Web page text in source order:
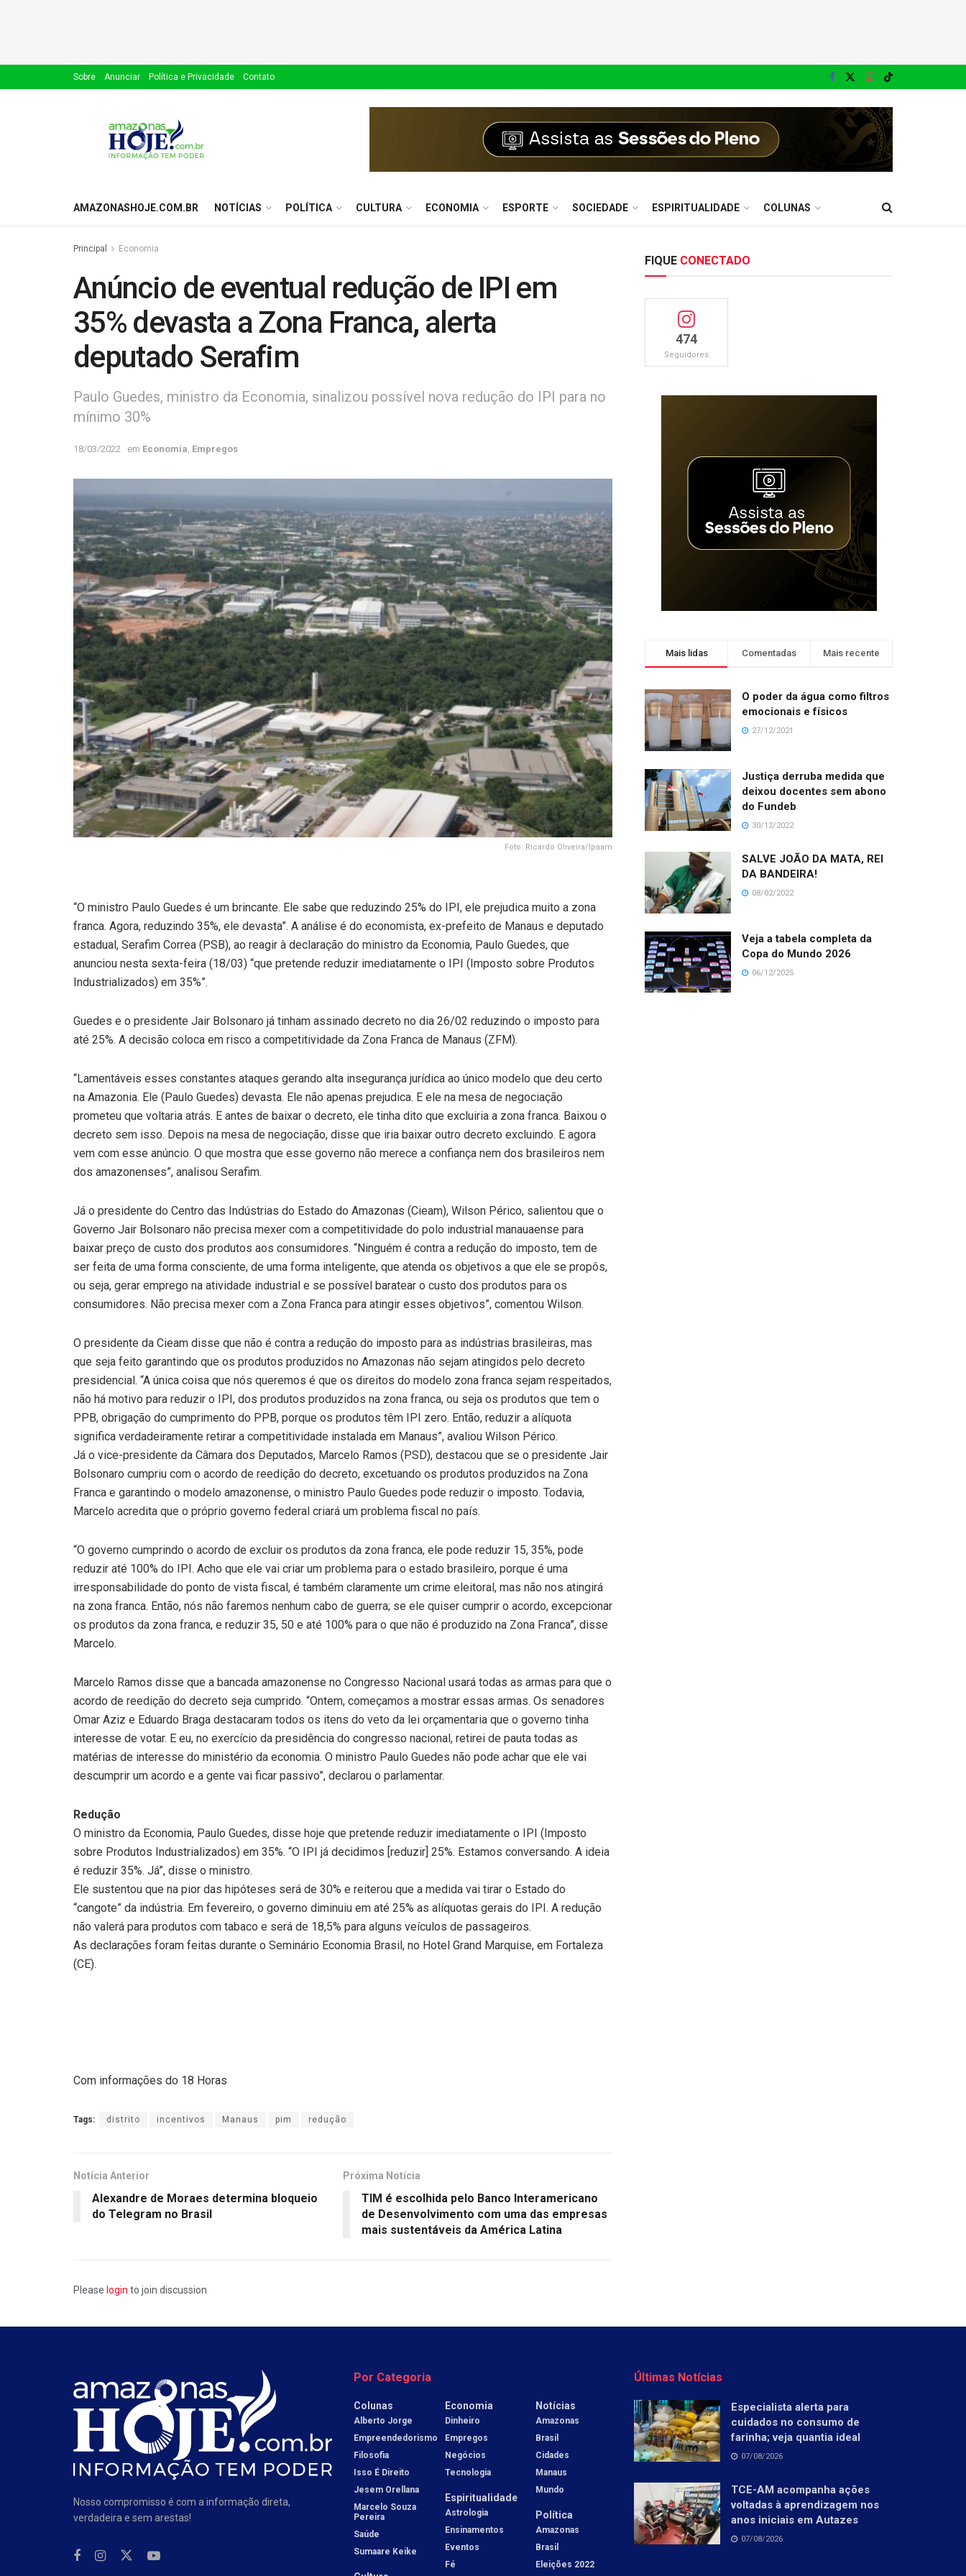
Sobre Anunciar Política e Privacidade Contato
AMAZONASHOJE.COM.BR NOTÍCIAS POLÍTICA CULTURA ECONOMIA ESPORTE SOCIEDADE ESPIRITUALIDADE COLUNAS
Principal Economia
Anúncio de eventual redução de IPI em
35% devasta a Zona Franca, alerta
deputado Serafim
Paulo Guedes, ministro da Economia, sinalizou possível nova redução do IPI para no
mínimo 30%
18/03/2022 em Economia Empregos
Foto: Ricardo Oliveira/Ipaam
“O ministro Paulo Guedes é um brincante. Ele sabe que reduzindo 25% do IPI, ele prejudica muito a zona
franca. Agora, reduzindo 35%, ele devasta”. A análise é do economista, ex-prefeito de Manaus e deputado
estadual, Serafim Correa (PSB), ao reagir à declaração do ministro da Economia, Paulo Guedes, que
anunciou nesta sexta-feira (18/03) “que pretende reduzir imediatamente o IPI (Imposto sobre Produtos
Industrializados) em 35%”.
Guedes e o presidente Jair Bolsonaro já tinham assinado decreto no dia 26/02 reduzindo o imposto para
até 25%. A decisão coloca em risco a competitividade da Zona Franca de Manaus (ZFM).
“Lamentáveis esses constantes ataques gerando alta insegurança jurídica ao único modelo que deu certo
na Amazonia. Ele (Paulo Guedes) devasta. Ele não apenas prejudica. E ele na mesa de negociação
prometeu que voltaria atrás. E antes de baixar o decreto, ele tinha dito que excluiria a zona franca. Baixou o
decreto sem isso. Depois na mesa de negociação, disse que iria baixar outro decreto excluindo. E agora
vem com esse anúncio. O que mostra que esse governo não merece a confiança nem dos brasileiros nem
dos amazonenses”, analisou Serafim.
Já o presidente do Centro das Indústrias do Estado do Amazonas (Cieam), Wilson Périco, salientou que o
Governo Jair Bolsonaro não precisa mexer com a competitividade do polo industrial manauaense para
baixar preço de custo dos produtos aos consumidores. “Ninguém é contra a redução do imposto, tem de
ser feita de uma forma consciente, de uma forma inteligente, que atenda os objetivos a que ele se propôs,
ou seja, gerar emprego na atividade industrial e se possível baratear o custo dos produtos para os
consumidores. Não precisa mexer com a Zona Franca para atingir esses objetivos”, comentou Wilson.
O presidente da Cieam disse que não é contra a redução do imposto para as indústrias brasileiras, mas
que seja feito garantindo que os produtos produzidos no Amazonas não sejam atingidos pelo decreto
presidencial. “A única coisa que nós queremos é que os direitos do modelo zona franca sejam respeitados,
não há motivo para reduzir o IPI, dos produtos produzidos na zona franca, ou seja os produtos que tem o
PPB, obrigação do cumprimento do PPB, porque os produtos têm IPI zero. Então, reduzir a alíquota
significa verdadeiramente retirar a competitividade instalada em Manaus”, avaliou Wilson Périco.
Já o vice-presidente da Câmara dos Deputados, Marcelo Ramos (PSD), destacou que se o presidente Jair
Bolsonaro cumpriu com o acordo de reedição do decreto, excetuando os produtos produzidos na Zona
Franca e garantindo o modelo amazonense, o ministro Paulo Guedes pode reduzir o imposto. Todavia,
Marcelo acredita que o próprio governo federal criará um problema fiscal no país.
“O governo cumprindo o acordo de excluir os produtos da zona franca, ele pode reduzir 15, 35%, pode
reduzir até 100% do IPI. Acho que ele vai criar um problema para o estado brasileiro, porque é uma
irresponsabilidade do ponto de vista fiscal, é também claramente um crime eleitoral, mas não nos atingirá
na zona franca. Então, nós não faremos nenhum cabo de guerra; se ele quiser cumprir o acordo, excepcionar
os produtos da zona franca, e reduzir 35, 50 e até 100% para o que não é produzido na Zona Franca”, disse
Marcelo.
Marcelo Ramos disse que a bancada amazonense no Congresso Nacional usará todas as armas para que o
acordo de reedição do decreto seja cumprido. “Ontem, começamos a mostrar essas armas. Os senadores
Omar Aziz e Eduardo Braga destacaram todos os itens do veto da lei orçamentaria que o governo tinha
interesse de votar. E eu, no exercício da presidência do congresso nacional, retirei de pauta todas as
matérias de interesse do ministério da economia. O ministro Paulo Guedes não pode achar que ele vai
descumprir um acordo e a gente vai ficar passivo”, declarou o parlamentar.
Redução
O ministro da Economia, Paulo Guedes, disse hoje que pretende reduzir imediatamente o IPI (Imposto
sobre Produtos Industrializados) em 35%. “O IPI já decidimos [reduzir] 25%. Estamos conversando. A ideia
é reduzir 35%. Já”, disse o ministro.
Ele sustentou que na pior das hipóteses será de 30% e reiterou que a medida vai tirar o Estado do
“cangote” da indústria. Em fevereiro, o governo diminuiu em até 25% as alíquotas gerais do IPI. A redução
não valerá para produtos com tabaco e será de 18,5% para alguns veículos de passageiros.
As declarações foram feitas durante o Seminário Economia Brasil, no Hotel Grand Marquise, em Fortaleza
(CE).
Com informações do 18 Horas
Tags: distrito incentivos Manaus pim redução
Notícia Anterior
Alexandre de Moraes determina bloqueio
do Telegram no Brasil
Próxima Notícia
TIM é escolhida pelo Banco Interamericano
de Desenvolvimento com uma das empresas
mais sustentáveis da América Latina
Please login to join discussion
FIQUE CONECTADO
474
Seguidores
Mais lidas Comentadas Mais recente
O poder da água como filtros
emocionais e físicos
27/12/2021
Justiça derruba medida que
deixou docentes sem abono
do Fundeb
30/12/2022
SALVE JOÃO DA MATA, REI
DA BANDEIRA!
08/02/2022
Veja a tabela completa da
Copa do Mundo 2026
06/12/2025
Nosso compromisso é com a informação direta,
verdadeira e sem arestas!
Por Categoria
Colunas
Alberto Jorge
Empreendedorismo
Filosofia
Isso É Direito
Jesem Orellana
Marcelo Souza
Pereira
Saúde
Sumaare Keike
Economia
Dinheiro
Empregos
Negócios
Tecnologia
Espiritualidade
Astrologia
Ensinamentos
Eventos
Fé
Notícias
Amazonas
Brasil
Cidades
Manaus
Mundo
Política
Amazonas
Brasil
Eleições 2022
Últimas Notícias
Especialista alerta para
cuidados no consumo de
farinha; veja quantia ideal
07/08/2026
TCE-AM acompanha ações
voltadas à aprendizagem nos
anos iniciais em Autazes
07/08/2026